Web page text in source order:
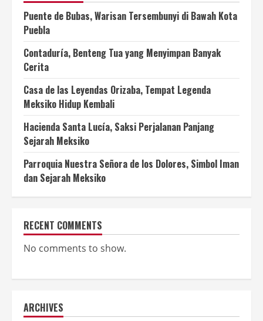
Puente de Bubas, Warisan Tersembunyi di Bawah Kota
Puebla
Contaduría, Benteng Tua yang Menyimpan Banyak
Cerita
Casa de las Leyendas Orizaba, Tempat Legenda
Meksiko Hidup Kembali
Hacienda Santa Lucía, Saksi Perjalanan Panjang
Sejarah Meksiko
Parroquia Nuestra Señora de los Dolores, Simbol Iman
dan Sejarah Meksiko
RECENT COMMENTS
No comments to show.
ARCHIVES